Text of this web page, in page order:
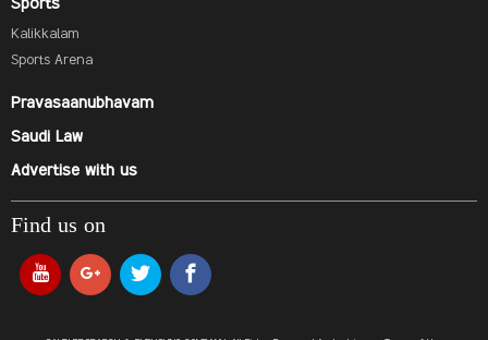
Sports
Kalikkalam
Sports Arena
Pravasaanubhavam
Saudi Law
Advertise with us
Find us on